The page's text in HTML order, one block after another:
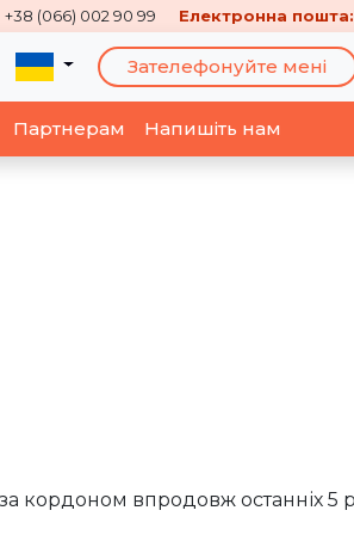
+38 (066) 002 90 99 Електронна пошта:
Зателефонуйте мені
Партнерам Напишіть нам